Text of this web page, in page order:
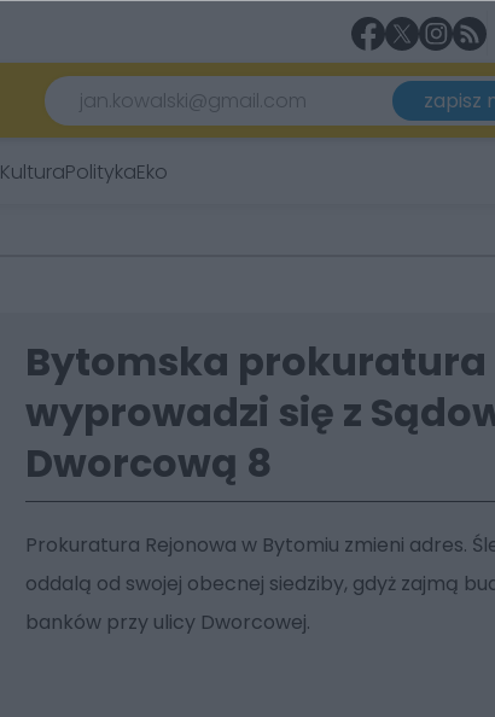
zapisz
KulturaPolitykaEko
Bytomska
wyprowadzi się z
Dworcową 8
Prokuratura Rejonowa w Bytomiu zmieni adres.
oddalą od swojej obecnej siedziby, gdyż zajmą
banków przy ulicy Dworcowej.